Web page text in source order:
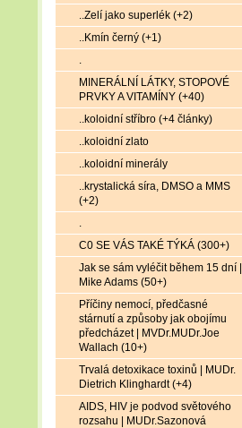
..Zelí jako superlék (+2)
..Kmín černý (+1)
.
MINERÁLNÍ LÁTKY, STOPOVÉ
PRVKY A VITAMÍNY (+40)
..koloidní stříbro (+4 články)
..koloidní zlato
..koloidní minerály
..krystalická síra, DMSO a MMS
(+2)
.
C0 SE VÁS TAKÉ TÝKÁ (300+)
Jak se sám vyléčit během 15 dní |
Mike Adams (50+)
Příčiny nemocí, předčasné
stárnutí a způsoby jak obojímu
předcházet | MVDr.MUDr.Joe
Wallach (10+)
Trvalá detoxikace toxinů | MUDr.
Dietrich Klinghardt (+4)
AIDS, HIV je podvod světového
rozsahu | MUDr.Sazonová